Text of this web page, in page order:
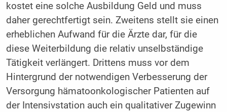
kostet eine solche Ausbildung Geld und muss
daher gerechtfertigt sein. Zweitens stellt sie einen
erheblichen Aufwand für die Ärzte dar, für die
diese Weiterbildung die relativ unselbständige
Tätigkeit verlängert. Drittens muss vor dem
Hintergrund der notwendigen Verbesserung der
Versorgung hämatoonkologischer Patienten auf
der Intensivstation auch ein qualitativer Zugewinn